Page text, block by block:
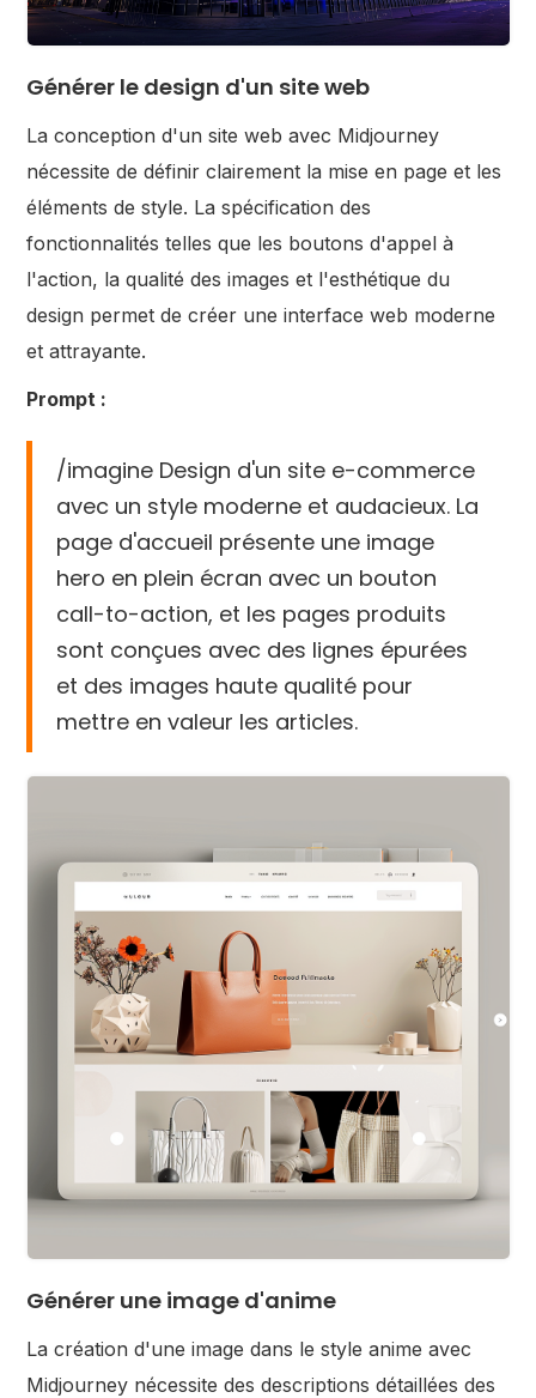
Générer le design d'un site web
La conception d'un site web avec Midjourney
nécessite de définir clairement la mise en page et les
éléments de style. La spécification des
fonctionnalités telles que les boutons d'appel à
l'action, la qualité des images et l'esthétique du
design permet de créer une interface web moderne
et attrayante.
Prompt :
/imagine Design d'un site e-commerce
avec un style moderne et audacieux. La
page d'accueil présente une image
hero en plein écran avec un bouton
call-to-action, et les pages produits
sont conçues avec des lignes épurées
et des images haute qualité pour
mettre en valeur les articles.
Générer une image d'anime
La création d'une image dans le style anime avec
Midjourney nécessite des descriptions détaillées des